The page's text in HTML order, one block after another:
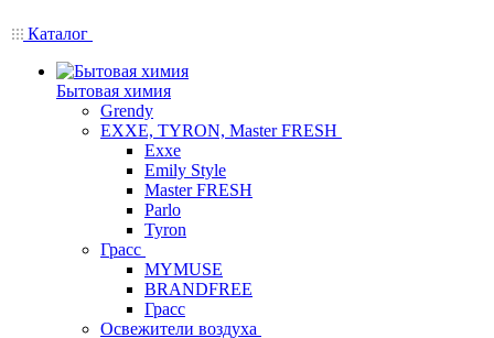
Каталог
Бытовая химия
Grendy
EXXE, TYRON, Master FRESH
Exxe
Emily Style
Master FRESH
Parlo
Tyron
Грасс
MYMUSE
BRANDFREE
Грасс
Освежители воздуха